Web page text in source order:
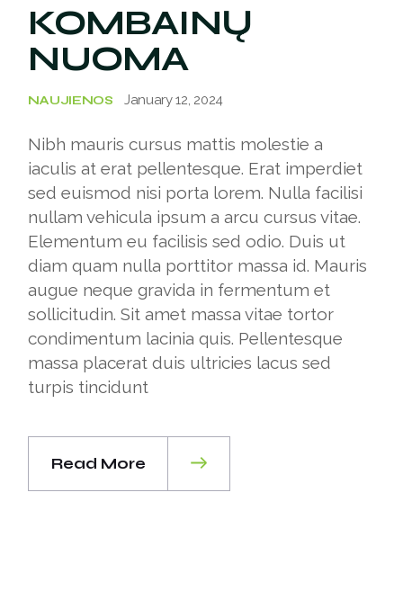
KOMBAINŲ
NUOMA
NAUJIENOS January 12, 2024
Nibh mauris cursus mattis molestie a
iaculis at erat pellentesque. Erat imperdiet
sed euismod nisi porta lorem. Nulla facilisi
nullam vehicula ipsum a arcu cursus vitae.
Elementum eu facilisis sed odio. Duis ut
diam quam nulla porttitor massa id. Mauris
augue neque gravida in fermentum et
sollicitudin. Sit amet massa vitae tortor
condimentum lacinia quis. Pellentesque
massa placerat duis ultricies lacus sed
turpis tincidunt
Read More